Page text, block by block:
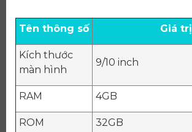
Tên thông số Giá trị
Kích thước
màn hình
9/10 inch
RAM 4GB
ROM 32GB